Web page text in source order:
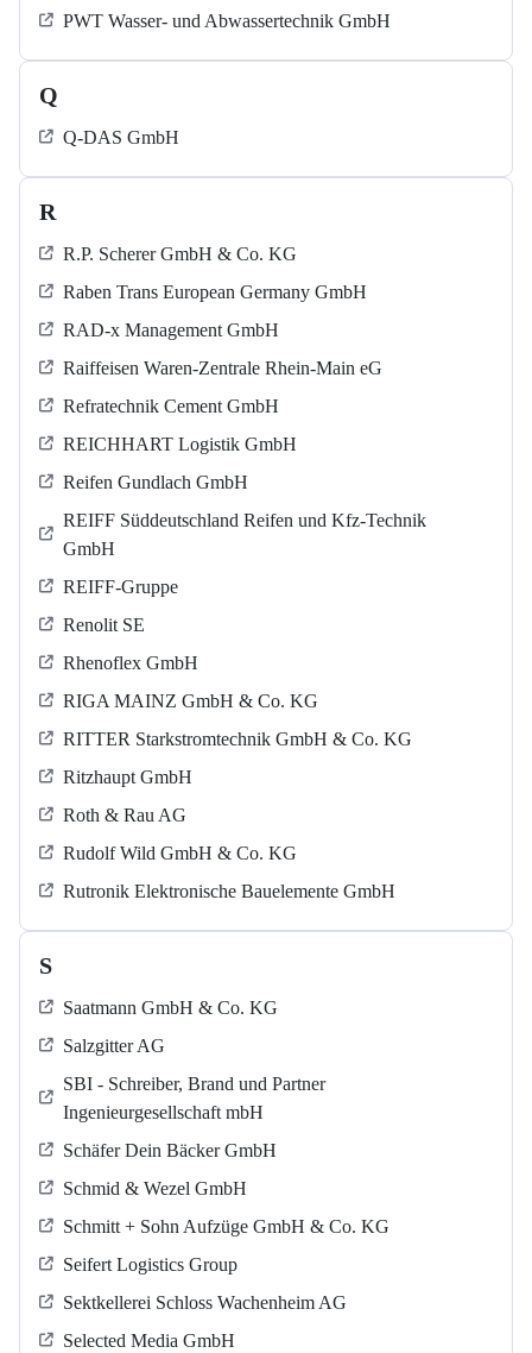
PWT Wasser- und Abwassertechnik GmbH
Q
Q-DAS GmbH
R
R.P. Scherer GmbH & Co. KG
Raben Trans European Germany GmbH
RAD-x Management GmbH
Raiffeisen Waren-Zentrale Rhein-Main eG
Refratechnik Cement GmbH
REICHHART Logistik GmbH
Reifen Gundlach GmbH
REIFF Süddeutschland Reifen und Kfz-Technik
GmbH
REIFF-Gruppe
Renolit SE
Rhenoflex GmbH
RIGA MAINZ GmbH & Co. KG
RITTER Starkstromtechnik GmbH & Co. KG
Ritzhaupt GmbH
Roth & Rau AG
Rudolf Wild GmbH & Co. KG
Rutronik Elektronische Bauelemente GmbH
S
Saatmann GmbH & Co. KG
Salzgitter AG
SBI - Schreiber, Brand und Partner
Ingenieurgesellschaft mbH
Schäfer Dein Bäcker GmbH
Schmid & Wezel GmbH
Schmitt + Sohn Aufzüge GmbH & Co. KG
Seifert Logistics Group
Sektkellerei Schloss Wachenheim AG
Selected Media GmbH